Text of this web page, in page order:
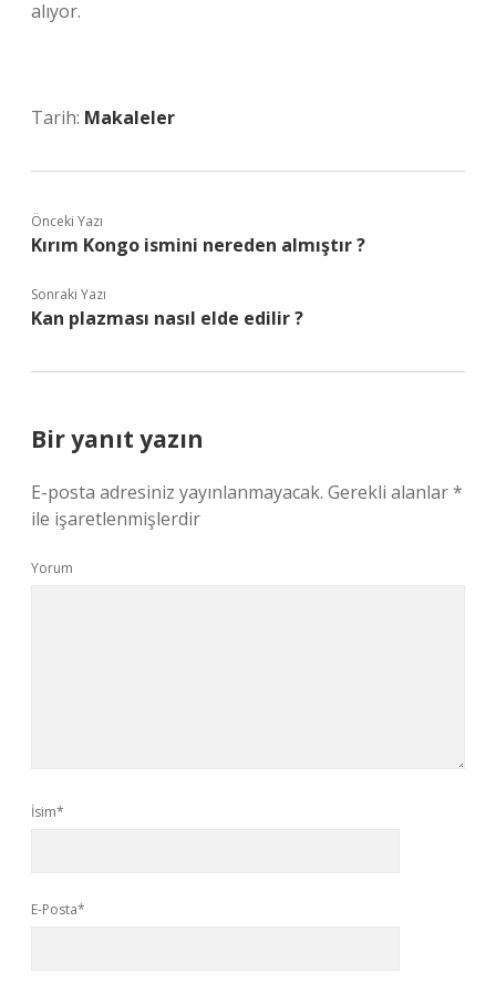
alıyor.
Tarih: Makaleler
Önceki Yazı
Kırım Kongo ismini nereden almıştır ?
Sonraki Yazı
Kan plazması nasıl elde edilir ?
Bir yanıt yazın
E-posta adresiniz yayınlanmayacak. Gerekli alanlar*
ile işaretlenmişlerdir
Yorum
İsim*
E-Posta*